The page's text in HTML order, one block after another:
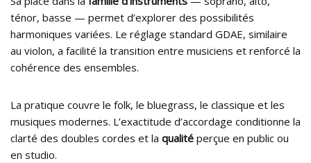
ténor, basse — permet d’explorer des possibilités
harmoniques variées. Le réglage standard GDAE, similaire
au violon, a facilité la transition entre musiciens et renforcé la
cohérence des ensembles.
La pratique couvre le folk, le bluegrass, le classique et les
musiques modernes. L’exactitude d’accordage conditionne la
clarté des doubles cordes et la qualité perçue en public ou
en studio.